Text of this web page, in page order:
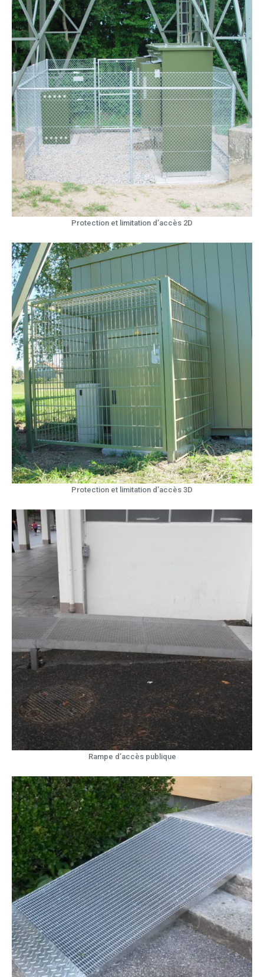
Protection et limitation d’accès 2D
Protection et limitation d’accès 3D
Rampe d’accès publique